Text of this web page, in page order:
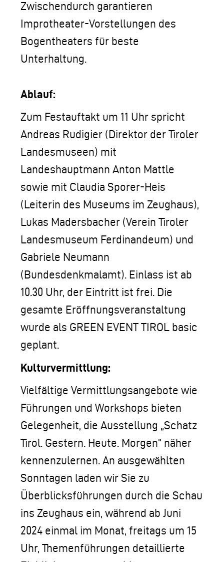
Zwischendurch garantieren
Improtheater-Vorstellungen des
Bogentheaters für beste
Unterhaltung.
Ablauf:
Zum Festauftakt um 11 Uhr spricht
Andreas Rudigier (Direktor der Tiroler
Landesmuseen) mit
Landeshauptmann Anton Mattle
sowie mit Claudia Sporer-Heis
(Leiterin des Museums im Zeughaus),
Lukas Madersbacher (Verein Tiroler
Landesmuseum Ferdinandeum) und
Gabriele Neumann
(Bundesdenkmalamt). Einlass ist ab
10.30 Uhr, der Eintritt ist frei. Die
gesamte Eröffnungsveranstaltung
wurde als GREEN EVENT TIROL basic
geplant.
Kulturvermittlung:
Vielfältige Vermittlungsangebote wie
Führungen und Workshops bieten
Gelegenheit, die Ausstellung „Schatz
Tirol. Gestern. Heute. Morgen“ näher
kennenzulernen. An ausgewählten
Sonntagen laden wir Sie zu
Überblicksführungen durch die Schau
ins Zeughaus ein, während ab Juni
2024 einmal im Monat, freitags um 15
Uhr, Themenführungen detaillierte